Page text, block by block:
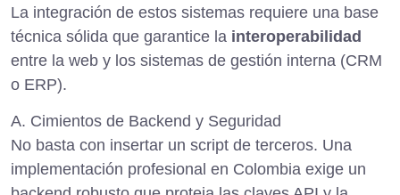
La integración de estos sistemas requiere una base
técnica sólida que garantice la interoperabilidad
entre la web y los sistemas de gestión interna (CRM
o ERP).
A. Cimientos de Backend y Seguridad
No basta con insertar un script de terceros. Una
implementación profesional en Colombia exige un